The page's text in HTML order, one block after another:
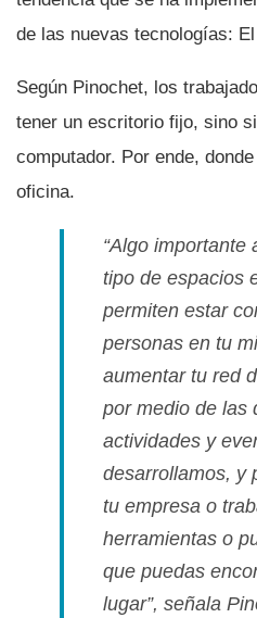
de las nuevas tecnologí­as:
Según Pinochet, los
tener un escritorio fijo, sino
computador. Por ende,
oficina.
“Algo importante
tipo de espacios
permiten estar
personas en tu
aumentar tu red
por medio de las
actividades y
desarrollamos, y
tu empresa o
herramientas o
que puedas
lugar”, señala